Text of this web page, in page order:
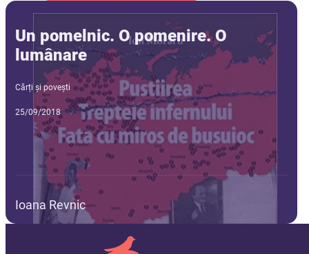
Un pomelnic. O pomenire. O
lumânare
Cărți și povești
25/09/2018
Ioana Revnic